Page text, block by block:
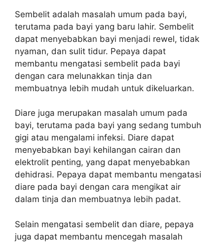
Sembelit adalah masalah umum pada bayi,
terutama pada bayi yang baru lahir. Sembelit
dapat menyebabkan bayi menjadi rewel, tidak
nyaman, dan sulit tidur. Pepaya dapat
membantu mengatasi sembelit pada bayi
dengan cara melunakkan tinja dan
membuatnya lebih mudah untuk dikeluarkan.
Diare juga merupakan masalah umum pada
bayi, terutama pada bayi yang sedang tumbuh
gigi atau mengalami infeksi. Diare dapat
menyebabkan bayi kehilangan cairan dan
elektrolit penting, yang dapat menyebabkan
dehidrasi. Pepaya dapat membantu mengatasi
diare pada bayi dengan cara mengikat air
dalam tinja dan membuatnya lebih padat.
Selain mengatasi sembelit dan diare, pepaya
juga dapat membantu mencegah masalah